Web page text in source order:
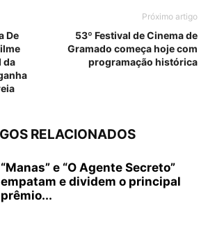
De
da
Próximo artigo
53º Festival de Cinema de
Gramado começa hoje com
programação histórica
RELACIONADOS
“Manas” e “O Agente Secreto”
empatam e dividem o principal
prêmio...